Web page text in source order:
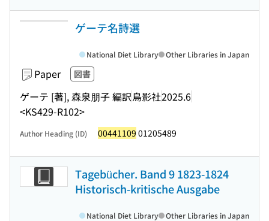
ゲーテ名詩選
Paper 図書
ゲーテ [著], 森泉朋子 編訳鳥影社2025.6
<KS429-R102>
National Diet Library Other Libraries in Japan
Author Heading (ID) 00441109 01205489
Tagebücher. Band 9 1823-1824
Historisch-kritische Ausgabe
National Diet Library Other Libraries in Japan